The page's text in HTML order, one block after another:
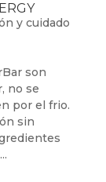
y cuidado
son
no se
por el frio.
sin